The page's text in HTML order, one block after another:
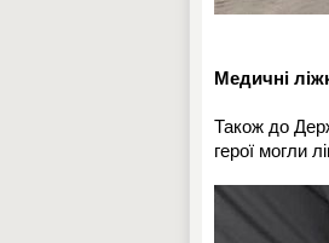
Медичні
Також до
герої могли